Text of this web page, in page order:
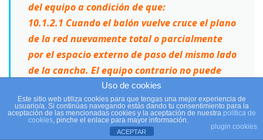
del equipo a condición de que:
10.1.2.1 Cuando el balón vuelve cruce el plano
de la red nuevamente total o parcialmente
por el espacio externo de paso del mismo lado
de la cancha. El equipo contrario no puede
impedir tal acción.
podrás jugar sobrepasando el otro
Uso de cookies
Este sitio web utiliza cookies para que tengas una mejor experiencia de
usuario/a. Si continúas navegando estás dando tu consentimiento para la
aceptación de las mencionadas cookies y la aceptación de nuestra política de
cookies, pinche el enlace para mayor información.
plugin cookies
ACEPTAR